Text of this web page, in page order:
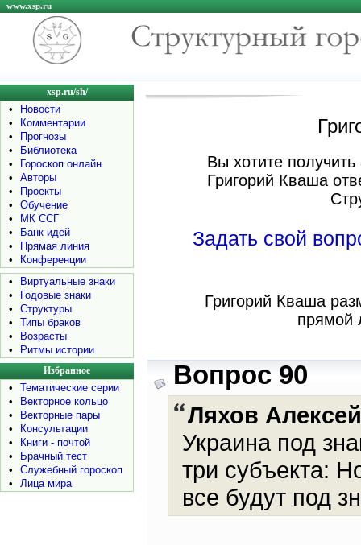
www.xsp.ru
xsp.ru/sh/
•
Новости
•
Комментарии
•
Прогнозы
•
Библиотека
•
Гороскоп онлайн
•
Авторы
•
Проекты
•
Обучение
•
МК ССГ
•
Банк идей
•
Прямая линия
•
Конференции
•
Виртуальные знаки
•
Годовые знаки
•
Структуры
•
Типы браков
•
Возрасты
•
Ритмы истории
Избранное
•
Тематические серии
•
Векторное кольцо
•
Векторные пары
•
Консультации
•
Книги - почтой
•
Брачный тест
•
Служебный гороскоп
•
Лица мира
Вы хотите
Григорий Кваша
Задать свой
Григорий Кваша
прямой
Вопрос 90
Ляхов
Украина под
три субъекта:
все будут под